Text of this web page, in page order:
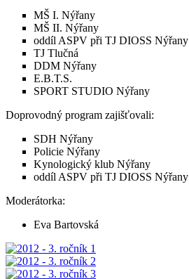
MŠ I. Nýřany
MŠ II. Nýřany
oddíl ASPV při TJ DIOSS Nýřany
TJ Tlučná
DDM Nýřany
E.B.T.S.
SPORT STUDIO Nýřany
Doprovodný program zajišťovali:
SDH Nýřany
Policie Nýřany
Kynologický klub Nýřany
oddíl ASPV při TJ DIOSS Nýřany
Moderátorka:
Eva Bartovská